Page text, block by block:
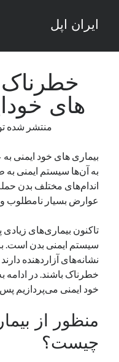
ایران اپل
نوار
کناری
نوشته‌های تازه
راه‌های اتصال موبایل و کامپیوتر
انتقاد کاربران از اتمام
جنگی
کشور به حدود یک درصد رسید
قطعی اینترنت در ایران از مرز 48 ساعت گذشت!
آخرین دیدگاه‌ها
یک نویسنده دیدگاه وردپرس در
بایگانی‌ها
خطرناک
های
منتشر شده
بیماری های خود ایمنی
به آن‌ها سیستم ایمنی
اندام‌های مختلف بدن
عوارض بسیار نامطلوب
تاکنون بیماری‌های زیادی
سیستم ایمنی بدن است.
نشانه‌های آزاردهنده
خطرناک باشند. در
خود ایمنی می‌پردازیم پس
منظور از
چیست؟